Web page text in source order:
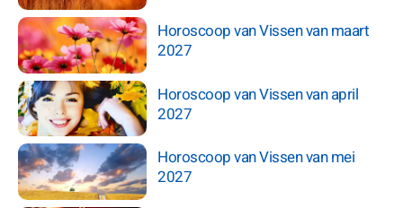
Horoscoop van Vissen van maart
2027
Horoscoop van Vissen van april
2027
Horoscoop van Vissen van mei
2027